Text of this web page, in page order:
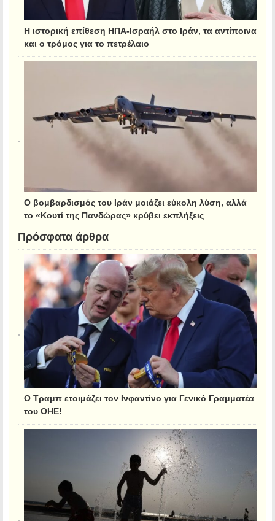
Η ιστορική επίθεση ΗΠΑ-Ισραήλ στο Ιράν, τα αντίποινα
και ο τρόμος για το πετρέλαιο
Ο βομβαρδισμός του Ιράν μοιάζει εύκολη λύση, αλλά
το «Κουτί της Πανδώρας» κρύβει εκπλήξεις
Πρόσφατα άρθρα
Ο Τραμπ ετοιμάζει τον Ινφαντίνο για Γενικό Γραμματέα
του ΟΗΕ!